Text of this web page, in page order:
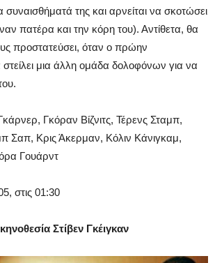
της και αρνείται να σκοτώσει
πατέρα και την κόρη του). Αντίθετα, θα
προστατεύσει, όταν ο πρώην
μια άλλη ομάδα δολοφόνων για να
Γκόραν Βίζνιτς, Τέρενς Σταμπ,
Σαπ, Κρις Άκερμαν, Κόλιν Κάνιγκαμ,
Γουάρντ
στις 01:30
Στίβεν Γκέιγκαν